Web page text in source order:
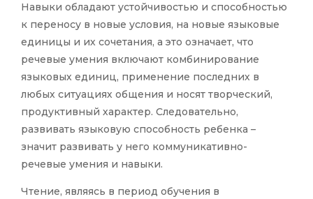
Навыки обладают устойчивостью и способностью
к переносу в новые условия, на новые языковые
единицы и их сочетания, а это означает, что
речевые умения включают комбинирование
языковых единиц, применение последних в
любых ситуациях общения и носят творческий,
продуктивный характер. Следовательно,
развивать языковую способность ребенка –
значит развивать у него коммуникативно-
речевые умения и навыки.
Чтение, являясь в период обучения в